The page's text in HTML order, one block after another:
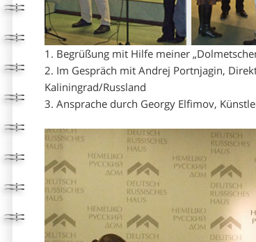
1. Begrüßung mit Hilfe meiner
2. Im Gespräch mit Andrej Portnjagin,
Kaliningrad/Russland
3. Ansprache durch Georgy Elfimov,